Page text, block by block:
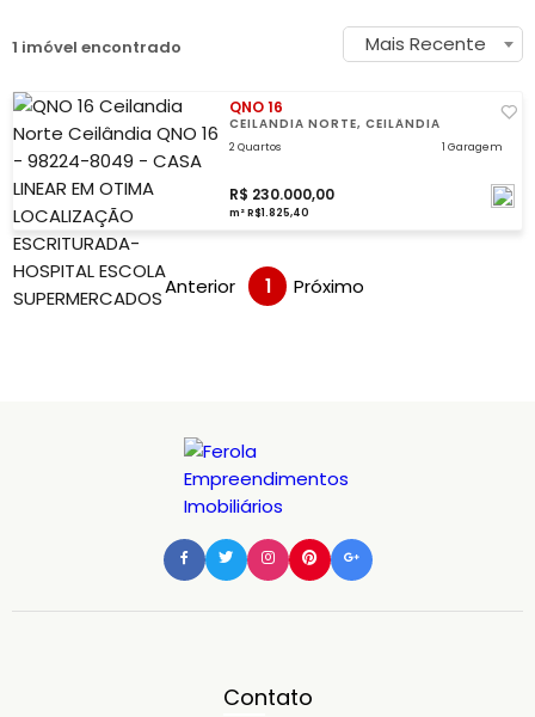
1 imóvel encontrado Mais Recente
QNO 16
CEILANDIA NORTE, CEILÂNDIA
2 Quartos 1 Garagem
R$ 230.000,00
m² R$1.825,40
Anterior 1 Próximo
Contato